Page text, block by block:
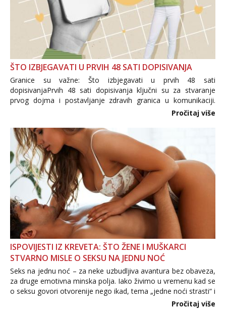
ŠTO IZBJEGAVATI U PRVIH 48 SATI DOPISIVANJA
Granice su važne: Što izbjegavati u prvih 48 sati
dopisivanjaPrvih 48 sati dopisivanja ključni su za stvaranje
prvog dojma i postavljanje zdravih granica u komunikaciji.
Važno je izbjeći prebrzo otkrivanje osobnih ili intimnih
informacija, jer nepoznata osoba još nije zaslužila to
povjerenje. Takođe...
Pročitaj više
ISPOVIJESTI IZ KREVETA: ŠTO ŽENE I MUŠKARCI
STVARNO MISLE O SEKSU NA JEDNU NOĆ
Seks na jednu noć – za neke uzbudljiva avantura bez obaveza,
za druge emotivna minska polja. Iako živimo u vremenu kad se
o seksu govori otvorenije nego ikad, tema „jedne noći strasti“ i
dalje izaziva burne rasprave. Što zapravo misle žene, a što
Pročitaj više